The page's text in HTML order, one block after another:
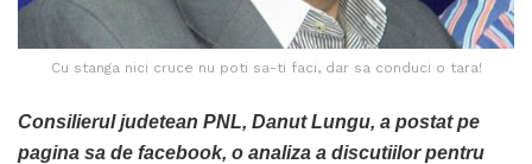
Cu stanga nici cruce nu poti sa-ti faci, dar sa conduci o tara!
Consilierul judetean PNL, Danut Lungu, a postat pe
pagina sa de facebook, o analiza a discutiilor pentru